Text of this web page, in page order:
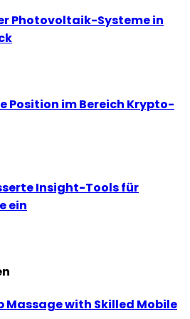
Photovoltaik-Systeme in
Position im Bereich Krypto-
Insight-Tools für
ein
Massage with Skilled Mobile